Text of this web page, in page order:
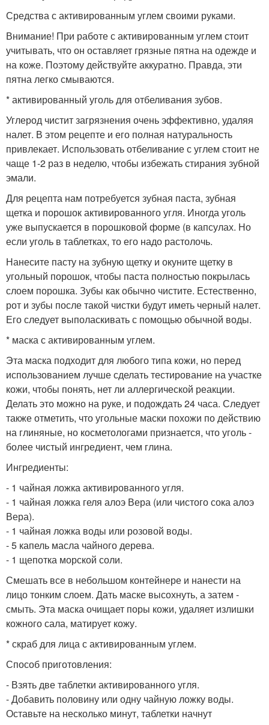
Средства с активированным углем своими руками.
Внимание! При работе с активированным углем стоит
учитывать, что он оставляет грязные пятна на одежде и
на коже. Поэтому действуйте аккуратно. Правда, эти
пятна легко смываются.
* активированный уголь для отбеливания зубов.
Углерод чистит загрязнения очень эффективно, удаляя
налет. В этом рецепте и его полная натуральность
привлекает. Использовать отбеливание с углем стоит не
чаще 1-2 раз в неделю, чтобы избежать стирания зубной
эмали.
Для рецепта нам потребуется зубная паста, зубная
щетка и порошок активированного угля. Иногда уголь
уже выпускается в порошковой форме (в капсулах. Но
если уголь в таблетках, то его надо растолочь.
Нанесите пасту на зубную щетку и окуните щетку в
угольный порошок, чтобы паста полностью покрылась
слоем порошка. Зубы как обычно чистите. Естественно,
рот и зубы после такой чистки будут иметь черный налет.
Его следует выполаскивать с помощью обычной воды.
* маска с активированным углем.
Эта маска подходит для любого типа кожи, но перед
использованием лучше сделать тестирование на участке
кожи, чтобы понять, нет ли аллергической реакции.
Делать это можно на руке, и подождать 24 часа. Следует
также отметить, что угольные маски похожи по действию
на глиняные, но косметологами признается, что уголь -
более чистый ингредиент, чем глина.
Ингредиенты:
- 1 чайная ложка активированного угля.
- 1 чайная ложка геля алоэ Вера (или чистого сока алоэ
Вера).
- 1 чайная ложка воды или розовой воды.
- 5 капель масла чайного дерева.
- 1 щепотка морской соли.
Смешать все в небольшом контейнере и нанести на
лицо тонким слоем. Дать маске высохнуть, а затем -
смыть. Эта маска очищает поры кожи, удаляет излишки
кожного сала, матирует кожу.
* скраб для лица с активированным углем.
Способ приготовления:
- Взять две таблетки активированного угля.
- Добавить половину или одну чайную ложку воды.
Оставьте на несколько минут, таблетки начнут